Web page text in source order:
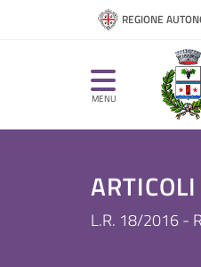
REGIONE
MENU
ARTICOLI
L.R. 18/2016 -